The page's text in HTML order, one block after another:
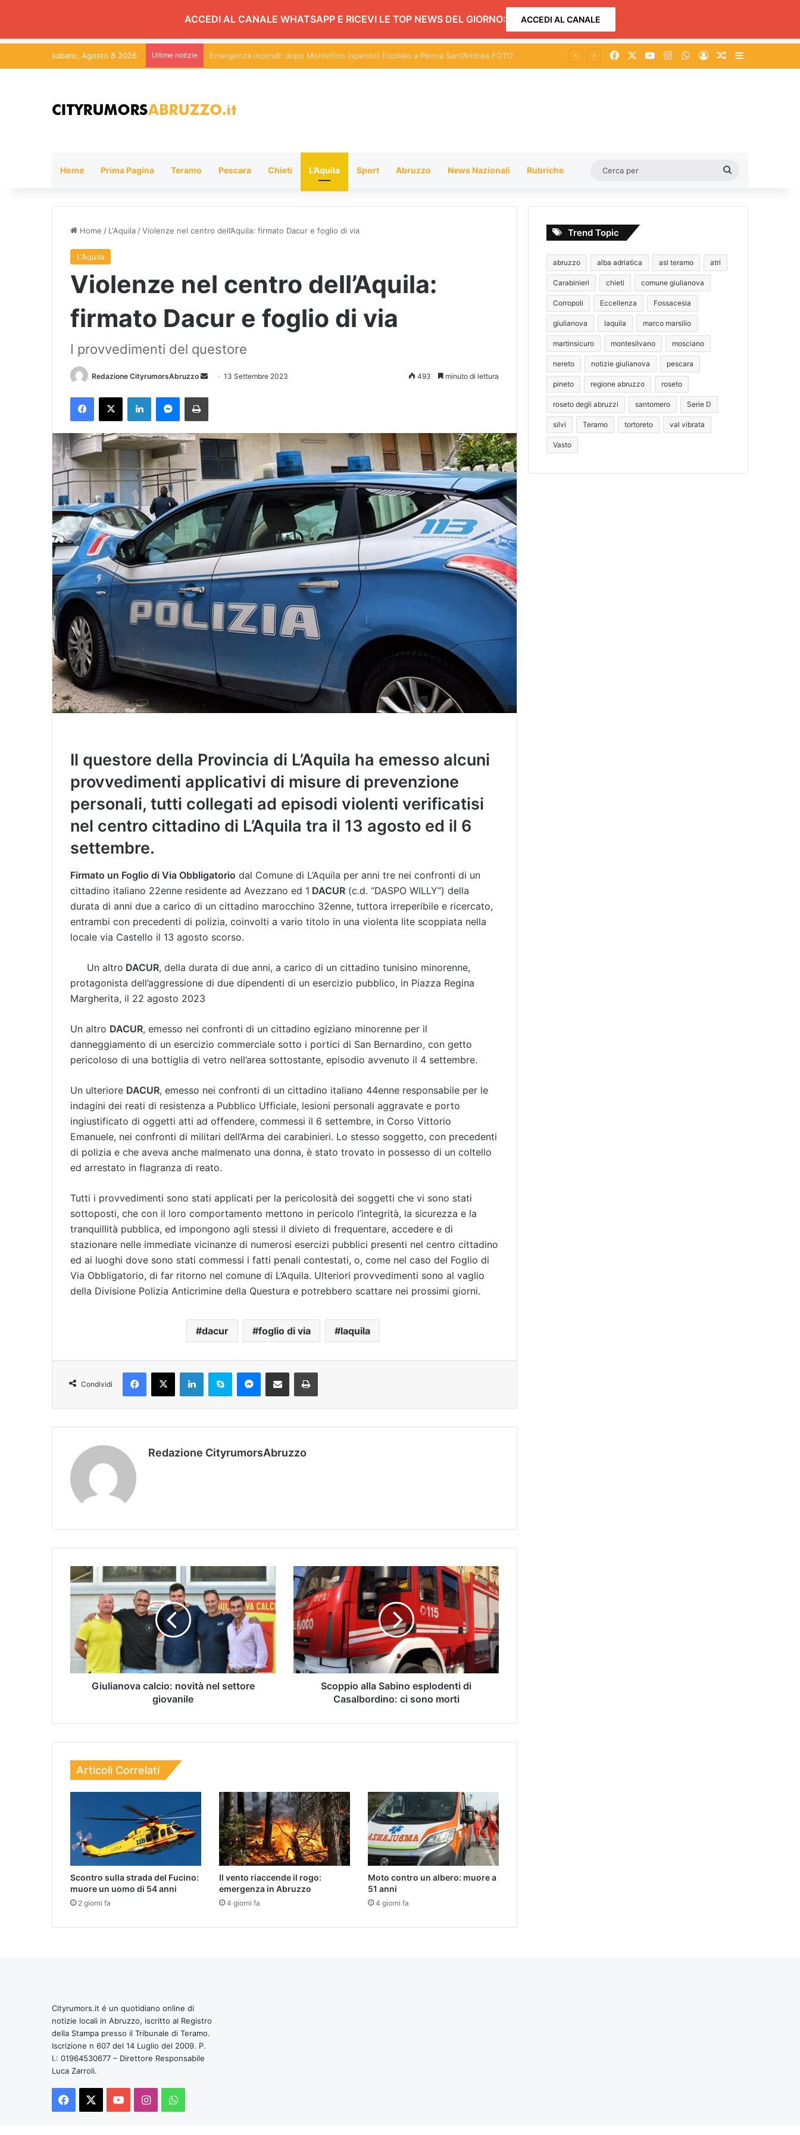
ACCEDI AL CANALE WHATSAPP E RICEVI LE TOP NEWS DEL GIORNO: ACCEDI AL CANALE
sabato, Agosto 8 2026 Ultime notizie Levante chiude Emozioni in Musica con un concerto che infiamma il pubblico FOTO Facebook You TubeInstagramWhatsApp
AccediUn articolo a
Home Prima Pagina Teramo Pescara Chieti L’Aquila Sport Abruzzo News Nazionali Rubriche
Home / L'Aquila /Violenze nel centro dell’Aquila: firmato Dacur e foglio di via
L'Aquila
Violenze nel centro dell’Aquila:
firmato Dacur e foglio di via
I provvedimenti del questore
Redazione CityrumorsAbruzzo
i
a
'
e
m
l
13 Settembre 2023 493 minuto di lettura
Il questore della Provincia di L’Aquila ha emesso alcuni
provvedimenti applicativi di misure di prevenzione
personali, tutti collegati ad episodi violenti verificatisi
nel centro cittadino di L’Aquila tra il 13 agosto ed il 6
settembre.
Firmato un Foglio di Via Obbligatorio dal Comune di L’Aquila per anni tre nei confronti di un
cittadino italiano 22enne residente ad Avezzano ed 1 DACUR (c.d. “DASPO WILLY”) della
durata di anni due a carico di un cittadino marocchino 32enne, tuttora irreperibile e ricercato,
entrambi con precedenti di polizia, coinvolti a vario titolo in una violenta lite scoppiata nella
locale via Castello il 13 agosto scorso.
Un altro DACUR, della durata di due anni, a carico di un cittadino tunisino minorenne,
protagonista dell’aggressione di due dipendenti di un esercizio pubblico, in Piazza Regina
Margherita, il 22 agosto 2023
Un altro DACUR, emesso nei confronti di un cittadino egiziano minorenne per il
danneggiamento di un esercizio commerciale sotto i portici di San Bernardino, con getto
pericoloso di una bottiglia di vetro nell’area sottostante, episodio avvenuto il 4 settembre.
Un ulteriore DACUR, emesso nei confronti di un cittadino italiano 44enne responsabile per le
indagini dei reati di resistenza a Pubblico Ufficiale, lesioni personali aggravate e porto
ingiustificato di oggetti atti ad offendere, commessi il 6 settembre, in Corso Vittorio
Emanuele, nei confronti di militari dell’Arma dei carabinieri. Lo stesso soggetto, con precedenti
di polizia e che aveva anche malmenato una donna, è stato trovato in possesso di un coltello
ed arrestato in flagranza di reato.
Tutti i provvedimenti sono stati applicati per la pericolosità dei soggetti che vi sono stati
sottoposti, che con il loro comportamento mettono in pericolo l’integrità, la sicurezza e la
tranquillità pubblica, ed impongono agli stessi il divieto di frequentare, accedere e di
stazionare nelle immediate vicinanze di numerosi esercizi pubblici presenti nel centro cittadino
ed ai luoghi dove sono stati commessi i fatti penali contestati, o, come nel caso del Foglio di
Via Obbligatorio, di far ritorno nel comune di L’Aquila. Ulteriori provvedimenti sono al vaglio
della Divisione Polizia Anticrimine della Questura e potrebbero scattare nei prossimi giorni.
dacur foglio di via laquila
Condividi
Redazione CityrumorsAbruzzo
Giulianova calcio: novità nel settore
giovanile
Scoppio alla Sabino esplodenti di
Casalbordino: ci sono morti
Articoli Correlati
Scontro sulla strada del Fucino:
muore un uomo di 54 anni
2 giorni fa
Il vento riaccende il rogo:
emergenza in Abruzzo
4 giorni fa
Moto contro un albero: muore a
51 anni
4 giorni fa
Trend Topic
abruzzo alba adriatica asl teramo atri
Carabinieri chieti comune giulianova
Corropoli Eccellenza Fossacesia
giulianova laquila marco marsilio
martinsicuro montesilvano mosciano
nereto notizie giulianova pescara
pineto regione abruzzo roseto
roseto degli abruzzi santomero Serie D
silvi Teramo tortoreto val vibrata
Vasto
Cityrumors.it é un quotidiano online di
notizie locali in Abruzzo, iscritto al Registro
della Stampa presso il Tribunale di Teramo.
Iscrizione n 607 del 14 Luglio del 2009. P.
I.: 01964530677 – Direttore Responsabile
Luca Zarroli.
Facebook
You InstagramWhatsApp